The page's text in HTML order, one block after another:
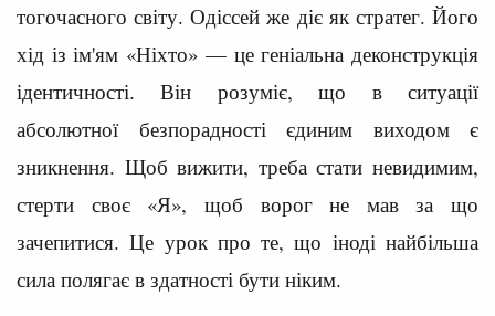
тогочасного світу. Одіссей же діє як стратег. Його
хід із ім'ям «Ніхто» — це геніальна деконструкція
ідентичності. Він розуміє, що в ситуації
абсолютної безпорадності єдиним виходом є
зникнення. Щоб вижити, треба стати невидимим,
стерти своє «Я», щоб ворог не мав за що
зачепитися. Це урок про те, що іноді найбільша
сила полягає в здатності бути ніким.